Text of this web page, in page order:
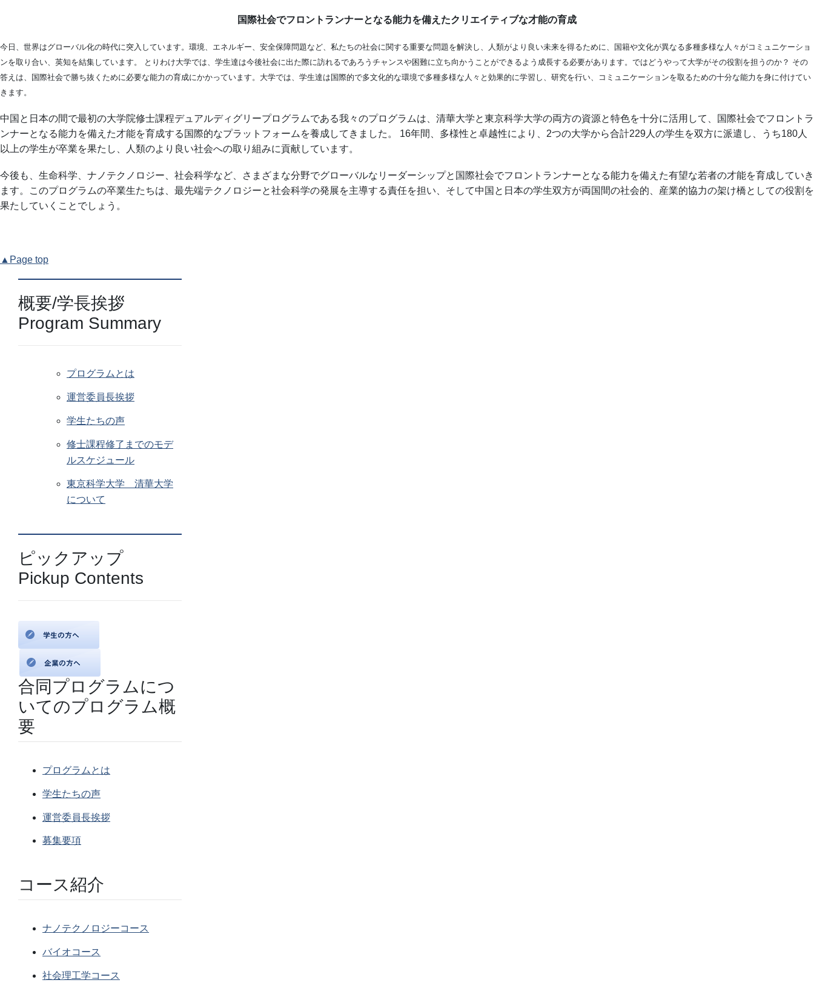
国際社会でフロントランナーとなる能力を備えたクリエイティブな才能の育成
今日、世界はグローバル化の時代に突入しています。環境、エネルギー、安全保障問題など、私たちの社会に関する重要な問題を解決し、人類がより良い未来を得るために、国籍や文化が異なる多種多様な人々がコミュニケーショ
ンを取り合い、英知を結集しています。 とりわけ大学では、学生達は今後社会に出た際に訪れるであろうチャンスや困難に立ち向かうことができるよう成長する必要があります。ではどうやって大学がその役割を担うのか？ その
答えは、国際社会で勝ち抜くために必要な能力の育成にかかっています。大学では、学生達は国際的で多文化的な環境で多種多様な人々と効果的に学習し、研究を行い、コミュニケーションを取るための十分な能力を身に付けてい
きます。
中国と日本の間で最初の大学院修士課程デュアルディグリープログラムである我々のプログラムは、清華大学と東京科学大学の両方の資源と特色を十分に活用して、国際社会でフロントラ
ンナーとなる能力を備えた才能を育成する国際的なプラットフォームを養成してきました。 16年間、多様性と卓越性により、2つの大学から合計229人の学生を双方に派遣し、うち180人
以上の学生が卒業を果たし、人類のより良い社会への取り組みに貢献しています。
今後も、生命科学、ナノテクノロジー、社会科学など、さまざまな分野でグローバルなリーダーシップと国際社会でフロントランナーとなる能力を備えた有望な若者の才能を育成していき
ます。このプログラムの卒業生たちは、最先端テクノロジーと社会科学の発展を主導する責任を担い、そして中国と日本の学生双方が両国間の社会的、産業的協力の架け橋としての役割を
果たしていくことでしょう。
▲Page top
概要/学長挨拶
Program Summary
プログラムとは
運営委員長挨拶
学生たちの声
修士課程修了までのモデ
ルスケジュール
東京科学大学 清華大学
について
ピックアップ
Pickup Contents
合同プログラムにつ
いてのプログラム概
要
プログラムとは
学生たちの声
運営委員長挨拶
募集要項
コース紹介
ナノテクノロジーコース
バイオコース
社会理工学コース